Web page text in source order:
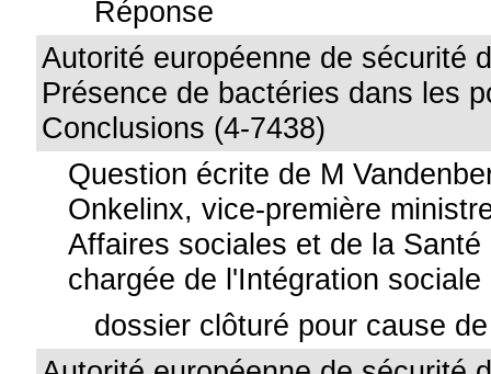
Réponse
Autorité européenne de sécurité
Présence de bactéries dans les
Conclusions (4-7438)
Question écrite de M
Onkelinx, vice-première
Affaires sociales et de la Santé
chargée de l'Intégration sociale
dossier clôturé pour cause